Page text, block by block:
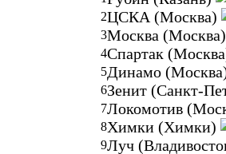
2ЦСКА (Москва)
3Москва
4Спартак
5Динамо
6Зенит (Санкт-
7Локомотив
8Химки (Химки)
9Луч